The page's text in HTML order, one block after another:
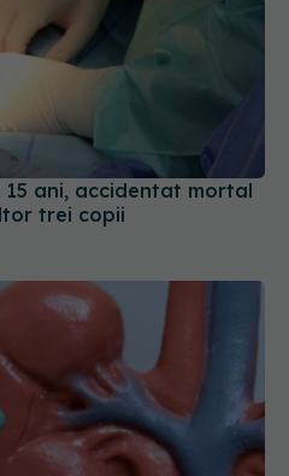
ani, accidentat mortal
trei copii